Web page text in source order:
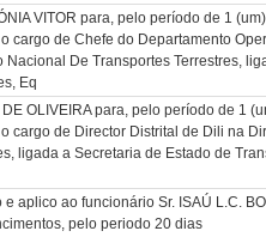
VITOR para, pelo período de 1
cargo de Chefe do Departamento
Nacional De Transportes Terrestres,
Eq
OLIVEIRA para, pelo período de 1
cargo de Director Distrital de Dili na
ligada a Secretaria de Estado de
aplico ao funcionário Sr. ISAÚ L.C.
pelo periodo 20 dias